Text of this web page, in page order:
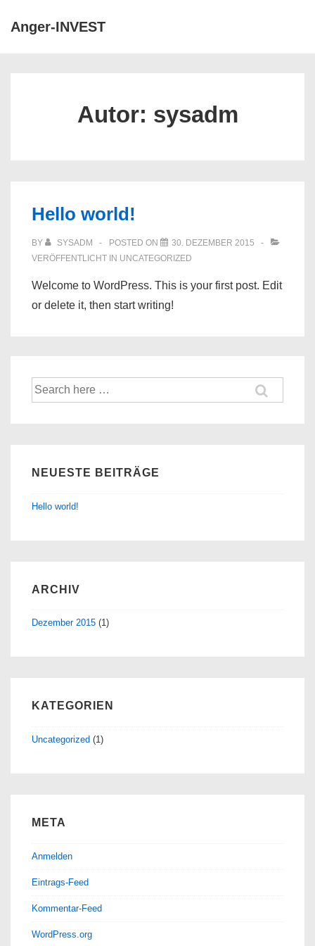
ZumAnger-INVEST
Autor: sysadm
Hello world!
BY SYSADM POSTED ON
30. DEZEMBER 2015
VERÖFFENTLICHT IN UNCATEGORIZED
Welcome to WordPress. This is your first post. Edit
or delete it, then start writing!
Suche
nach:
NEUESTE BEITRÄGE
Hello world!
ARCHIV
Dezember 2015 (1)
KATEGORIEN
Uncategorized (1)
META
Anmelden
Eintrags-Feed
Kommentar-Feed
WordPress.org